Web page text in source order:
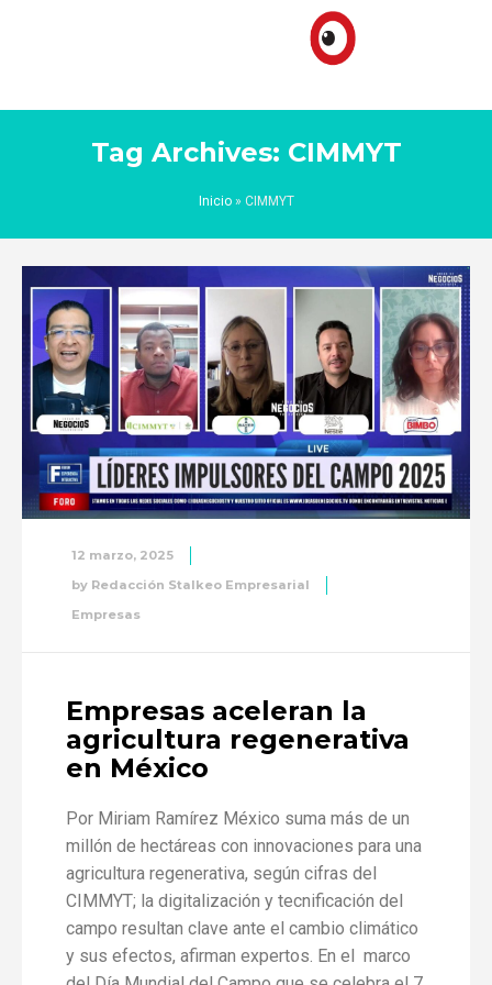
Tag Archives: CIMMYT
Inicio» CIMMYT
12 marzo, 2025
by Redacción Stalkeo Empresarial
Empresas
Empresas aceleran la
agricultura regenerativa
en México
Por Miriam Ramírez México suma más de un
millón de hectáreas con innovaciones para una
agricultura regenerativa, según cifras del
CIMMYT; la digitalización y tecnificación del
campo resultan clave ante el cambio climático
y sus efectos, afirman expertos. En el marco